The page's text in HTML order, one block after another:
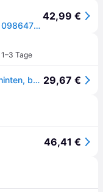
Bosch Bremsscheibe [Hersteller-Nr. 0986479263] für BMW
42,99 €
1–3 Tage
Bremsscheibe BOSCH 0 986 479 263 hinten, belüftet, hochkarbonisiert, 1 Stück 29,67 €
46,41 €